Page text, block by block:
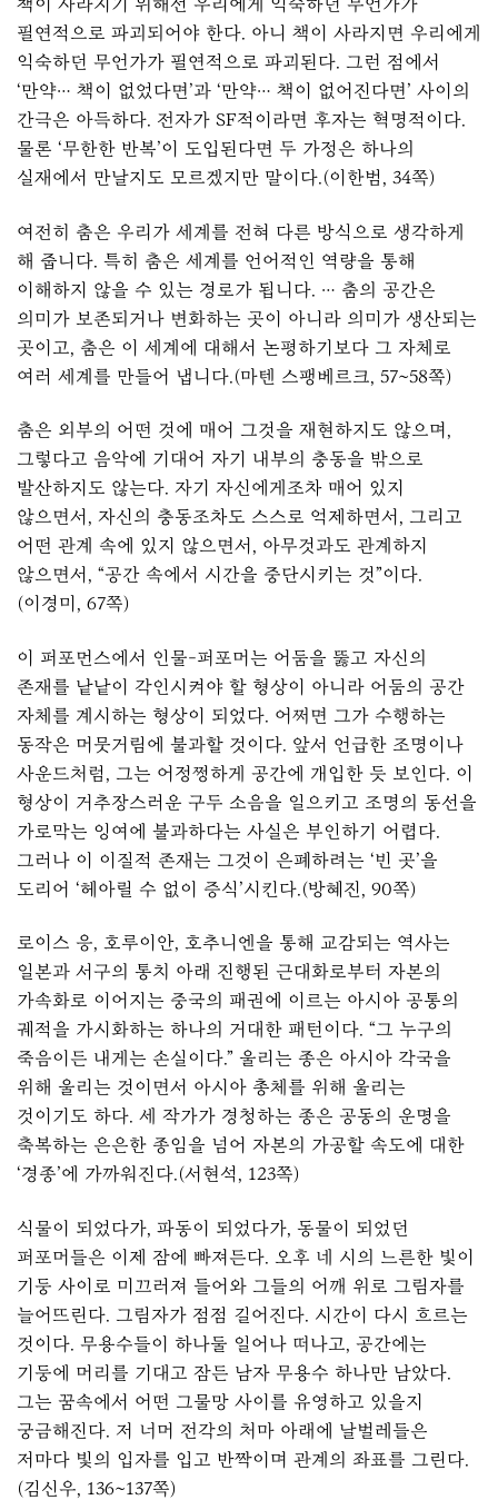
필연적으로 파괴되어야 한다. 아니 책이 사라지면 우리에게
익숙하던 무언가가 필연적으로 파괴된다. 그런 점에서
‘만약… 책이 없었다면’과 ‘만약… 책이 없어진다면’ 사이의
간극은 아득하다. 전자가 SF적이라면 후자는 혁명적이다.
물론 ‘무한한 반복’이 도입된다면 두 가정은 하나의
실재에서 만날지도 모르겠지만 말이다.(이한범, 34쪽)
여전히 춤은 우리가 세계를 전혀 다른 방식으로 생각하게
해 줍니다. 특히 춤은 세계를 언어적인 역량을 통해
이해하지 않을 수 있는 경로가 됩니다. … 춤의 공간은
의미가 보존되거나 변화하는 곳이 아니라 의미가 생산되는
곳이고, 춤은 이 세계에 대해서 논평하기보다 그 자체로
여러 세계를 만들어 냅니다.(마텐 스팽베르크, 57~58쪽)
춤은 외부의 어떤 것에 매어 그것을 재현하지도 않으며,
그렇다고 음악에 기대어 자기 내부의 충동을 밖으로
발산하지도 않는다. 자기 자신에게조차 매어 있지
않으면서, 자신의 충동조차도 스스로 억제하면서, 그리고
어떤 관계 속에 있지 않으면서, 아무것과도 관계하지
않으면서, “공간 속에서 시간을 중단시키는 것”이다.
(이경미, 67쪽)
이 퍼포먼스에서 인물-퍼포머는 어둠을 뚫고 자신의
존재를 낱낱이 각인시켜야 할 형상이 아니라 어둠의 공간
자체를 계시하는 형상이 되었다. 어쩌면 그가 수행하는
동작은 머뭇거림에 불과할 것이다. 앞서 언급한 조명이나
사운드처럼, 그는 어정쩡하게 공간에 개입한 듯 보인다. 이
형상이 거추장스러운 구두 소음을 일으키고 조명의 동선을
가로막는 잉여에 불과하다는 사실은 부인하기 어렵다.
그러나 이 이질적 존재는 그것이 은폐하려는 ‘빈 곳’을
도리어 ‘헤아릴 수 없이 증식’시킨다.(방혜진, 90쪽)
로이스 응, 호루이안, 호추니엔을 통해 교감되는 역사는
일본과 서구의 통치 아래 진행된 근대화로부터 자본의
가속화로 이어지는 중국의 패권에 이르는 아시아 공통의
궤적을 가시화하는 하나의 거대한 패턴이다. “그 누구의
죽음이든 내게는 손실이다.” 울리는 종은 아시아 각국을
위해 울리는 것이면서 아시아 총체를 위해 울리는
것이기도 하다. 세 작가가 경청하는 종은 공동의 운명을
축복하는 은은한 종임을 넘어 자본의 가공할 속도에 대한
‘경종’에 가까워진다.(서현석, 123쪽)
식물이 되었다가, 파동이 되었다가, 동물이 되었던
퍼포머들은 이제 잠에 빠져든다. 오후 네 시의 느른한 빛이
기둥 사이로 미끄러져 들어와 그들의 어깨 위로 그림자를
늘어뜨린다. 그림자가 점점 길어진다. 시간이 다시 흐르는
것이다. 무용수들이 하나둘 일어나 떠나고, 공간에는
기둥에 머리를 기대고 잠든 남자 무용수 하나만 남았다.
그는 꿈속에서 어떤 그물망 사이를 유영하고 있을지
궁금해진다. 저 너머 전각의 처마 아래에 날벌레들은
저마다 빛의 입자를 입고 반짝이며 관계의 좌표를 그린다.
(김신우, 136~137쪽)